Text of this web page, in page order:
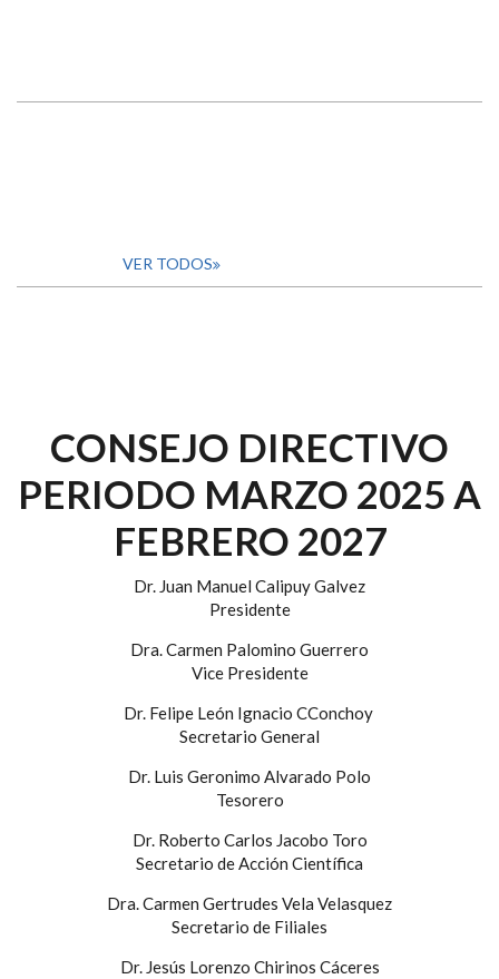
VER TODOS
CONSEJO DIRECTIVO
PERIODO MARZO 2025 A
FEBRERO 2027
Dr. Juan Manuel Calipuy Galvez
Presidente
Dra. Carmen Palomino Guerrero
Vice Presidente
Dr. Felipe León Ignacio CConchoy
Secretario General
Dr. Luis Geronimo Alvarado Polo
Tesorero
Dr. Roberto Carlos Jacobo Toro
Secretario de Acción Científica
Dra. Carmen Gertrudes Vela Velasquez
Secretario de Filiales
Dr. Jesús Lorenzo Chirinos Cáceres